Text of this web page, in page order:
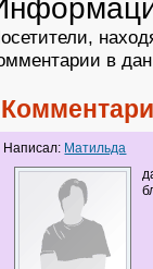
в
Написал: Матильда